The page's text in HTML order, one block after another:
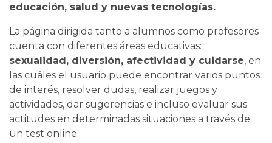
educación, salud y nuevas tecnologías.
La página dirigida tanto a alumnos como profesores
cuenta con diferentes áreas educativas:
sexualidad, diversión, afectividad y cuidarse, en
las cuáles el usuario puede encontrar varios puntos
de interés, resolver dudas, realizar juegos y
actividades, dar sugerencias e incluso evaluar sus
actitudes en determinadas situaciones a través de
un test online.